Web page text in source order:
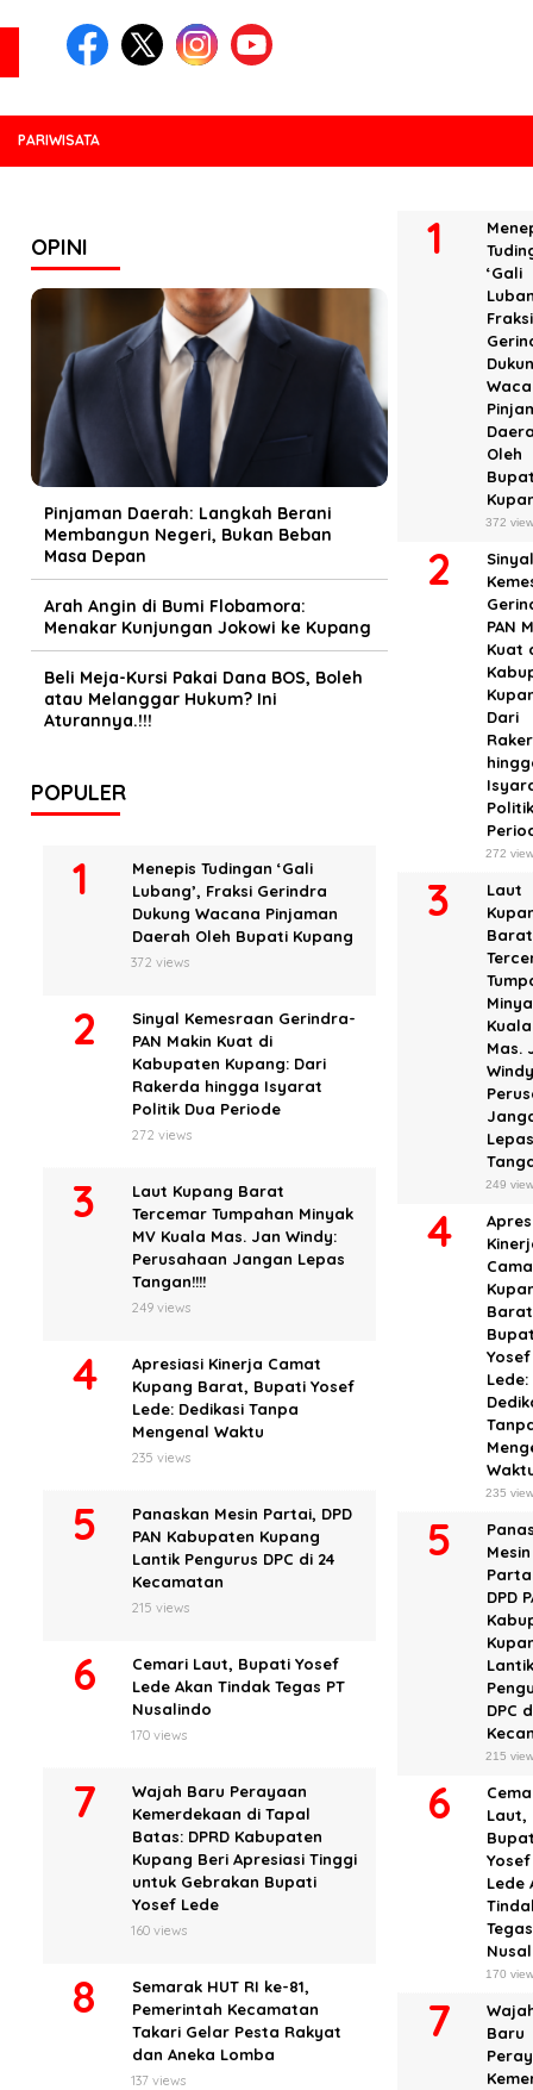
PARIWISATA
‘Gali
Fraksi
Oleh
372
PAN
Kuat
Dari
272
Laut
Barat
Kuala
Mas.
249
Yosef
Lede:
235
Mesin
DPD
DPC
215
Laut,
Yosef
Lede
170
Baru
OPINI
Pinjaman Daerah: Langkah Berani
Membangun Negeri, Bukan Beban
Masa Depan
Arah Angin di Bumi Flobamora:
Menakar Kunjungan Jokowi ke Kupang
Beli Meja-Kursi Pakai Dana BOS, Boleh
atau Melanggar Hukum? Ini
Aturannya.!!!
POPULER
Menepis Tudingan ‘Gali
Lubang’, Fraksi Gerindra
Dukung Wacana Pinjaman
Daerah Oleh Bupati Kupang
372 views
Sinyal Kemesraan Gerindra-
PAN Makin Kuat di
Kabupaten Kupang: Dari
Rakerda hingga Isyarat
Politik Dua Periode
272 views
Laut Kupang Barat
Tercemar Tumpahan Minyak
MV Kuala Mas. Jan Windy:
Perusahaan Jangan Lepas
Tangan!!!!
249 views
Apresiasi Kinerja Camat
Kupang Barat, Bupati Yosef
Lede: Dedikasi Tanpa
Mengenal Waktu
235 views
Panaskan Mesin Partai, DPD
PAN Kabupaten Kupang
Lantik Pengurus DPC di 24
Kecamatan
215 views
Cemari Laut, Bupati Yosef
Lede Akan Tindak Tegas PT
Nusalindo
170 views
Wajah Baru Perayaan
Kemerdekaan di Tapal
Batas: DPRD Kabupaten
Kupang Beri Apresiasi Tinggi
untuk Gebrakan Bupati
Yosef Lede
160 views
Semarak HUT RI ke-81,
Pemerintah Kecamatan
Takari Gelar Pesta Rakyat
dan Aneka Lomba
137 views